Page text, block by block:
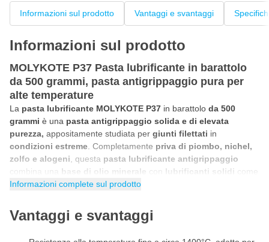
Informazioni sul prodotto Vantaggi e svantaggi
Informazioni sul prodotto
MOLYKOTE P37 Pasta lubrificante in barattolo
da 500 grammi, pasta antigrippaggio pura per
alte temperature
La pasta lubrificante MOLYKOTE P37 in barattolo da 500
grammi è una pasta antigrippaggio solida e di elevata
purezza, appositamente studiata per giunti filettati in
condizioni estreme. Completamente priva di piombo, nichel,
zolfo e alogeni, questa pasta lubrificante antigrippaggio
combina una base di olio minerale lubrificanti solidi
grafiteebiossido di zirconioper fornire un'eccellente
pasta antigrippaggio MOLYKOTE P37 continua a lubrificare
efficacemente fino a temperature di circa
Informazioni complete sul prodotto
Vantaggi e svantaggi